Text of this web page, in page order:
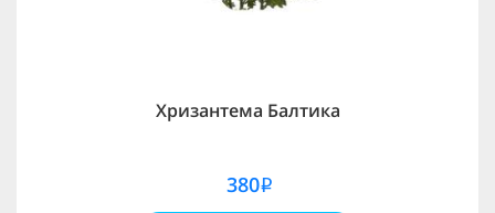
Хризантема Балтика
380i